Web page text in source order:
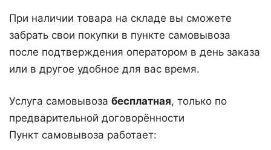
При наличии товара на складе вы сможете
забрать свои покупки в пункте самовывоза
после подтверждения оператором в день заказа
или в другое удобное для вас время.
Услуга самовывоза бесплатная, только по
предварительной договорённости
Пункт самовывоза работает: